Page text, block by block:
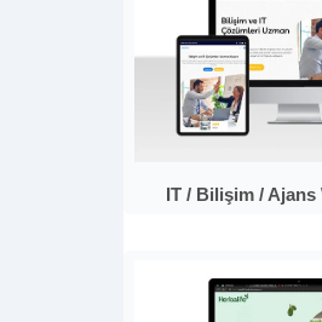
IT / Bilişim / Ajans